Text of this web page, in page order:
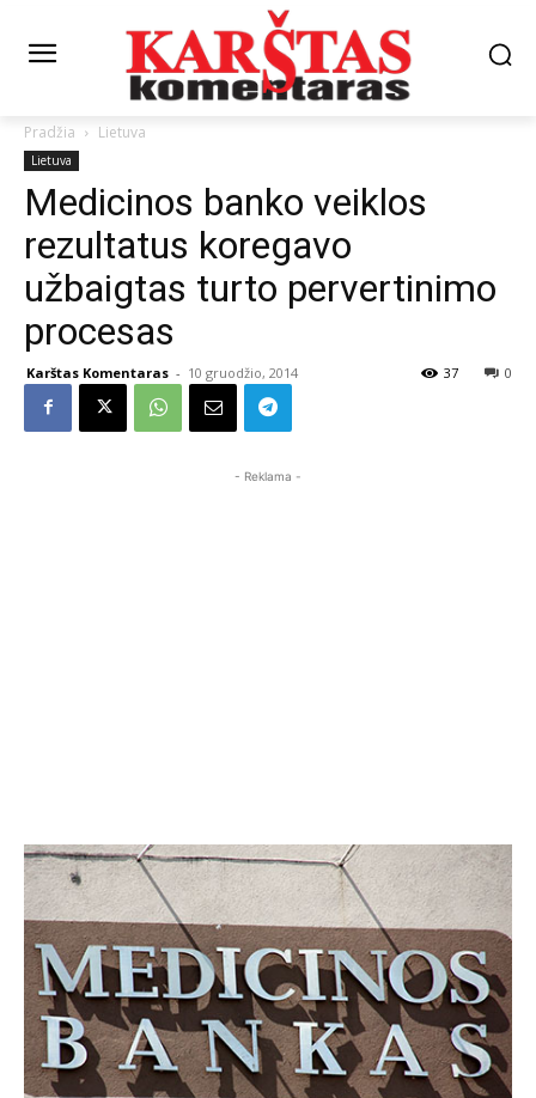
Pradžia Lietuva
Lietuva
Medicinos banko veiklos
rezultatus koregavo
užbaigtas turto pervertinimo
procesas
Karštas Komentaras - 10 gruodžio, 2014 0
37
- Reklama -